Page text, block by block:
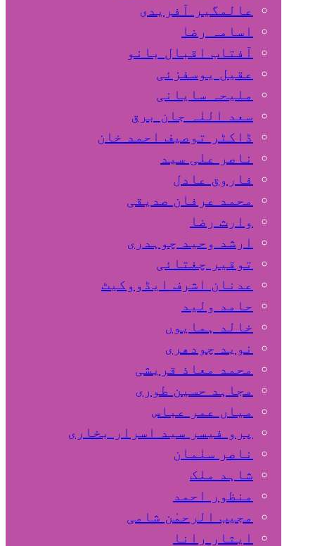
عالمگیر آفریدی
اسامہ رضا
آفتاب اقبال بانو
عقیل یوسفزئی
ملیحہ سایانی
سعد اللہ جان برق
ڈاکٹر توصیف احمد خان
ناصر علی سید
فاروق عادل
محمد عرفان صدیقی
وارث رضا
ارشد وحید چوہدری
توقیر چغتائی
عدنان اشرف ایڈووکیٹ
حامد ولید
خالد ہمایوں
نوید چودھری
محمد معاذ قریشی
مجاہد حسین طوری
میاں عمر عباس
پرو فیسر سید اسرار بخاری
ناصر سلمان
شاہد ملک
منظور احمد
مجیب الرحمٰن شامی
ایثار رانا